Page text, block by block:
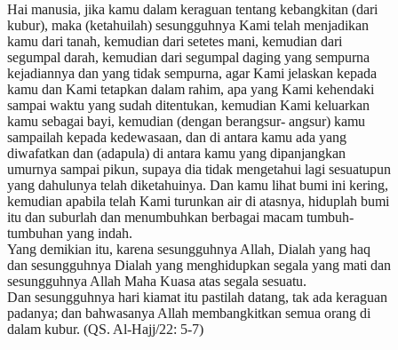
Hai manusia, jika kamu dalam keraguan tentang kebangkitan (dari
kubur), maka (ketahuilah) sesungguhnya Kami telah menjadikan
kamu dari tanah, kemudian dari setetes mani, kemudian dari
segumpal darah, kemudian dari segumpal daging yang sempurna
kejadiannya dan yang tidak sempurna, agar Kami jelaskan kepada
kamu dan Kami tetapkan dalam rahim, apa yang Kami kehendaki
sampai waktu yang sudah ditentukan, kemudian Kami keluarkan
kamu sebagai bayi, kemudian (dengan berangsur- angsur) kamu
sampailah kepada kedewasaan, dan di antara kamu ada yang
diwafatkan dan (adapula) di antara kamu yang dipanjangkan
umurnya sampai pikun, supaya dia tidak mengetahui lagi sesuatupun
yang dahulunya telah diketahuinya. Dan kamu lihat bumi ini kering,
kemudian apabila telah Kami turunkan air di atasnya, hiduplah bumi
itu dan suburlah dan menumbuhkan berbagai macam tumbuh-
tumbuhan yang indah.
Yang demikian itu, karena sesungguhnya Allah, Dialah yang haq
dan sesungguhnya Dialah yang menghidupkan segala yang mati dan
sesungguhnya Allah Maha Kuasa atas segala sesuatu.
Dan sesungguhnya hari kiamat itu pastilah datang, tak ada keraguan
padanya; dan bahwasanya Allah membangkitkan semua orang di
dalam kubur. (QS. Al-Hajj/22: 5-7)